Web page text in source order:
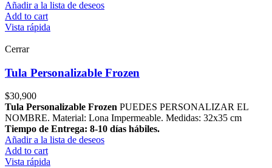
Añadir a la lista de deseos
Add to cart
Vista rápida
Cerrar
Tula Personalizable Frozen
$30,900
Tula Personalizable Frozen PUEDES PERSONALIZAR EL
NOMBRE. Material: Lona Impermeable. Medidas: 32x35 cm
Tiempo de Entrega: 8-10 días hábiles.
Añadir a la lista de deseos
Add to cart
Vista rápida